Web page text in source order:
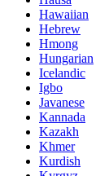
Hawaiian
Hebrew
Hmong
Hungarian
Icelandic
Igbo
Javanese
Kannada
Kazakh
Khmer
Kurdish